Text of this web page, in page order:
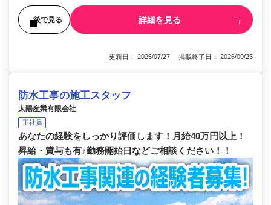
後で見る 詳細を見る
更新日： 2026/07/27 掲載終了日： 2026/09/25
防水工事の施工スタッフ
太陽産業有限会社
正社員
あなたの経験をしっかり評価します！月給40万円以上！
昇給・賞与も有♪勤務開始日などご相談ください！！